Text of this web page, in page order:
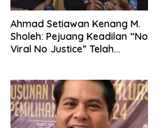
Ahmad Setiawan Kenang M.
Sholeh: Pejuang Keadilan “No
Viral No Justice” Telah